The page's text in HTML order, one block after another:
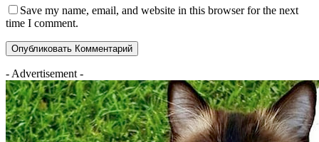
Save my name, email, and website in this browser for the next
time I comment.
- Advertisement -